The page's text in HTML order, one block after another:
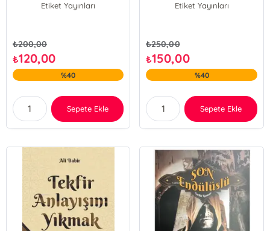
Etiket Yayınları
₺200,00
₺120,00
%40
Sepete Ekle
Etiket Yayınları
₺250,00
₺150,00
%40
Sepete Ekle